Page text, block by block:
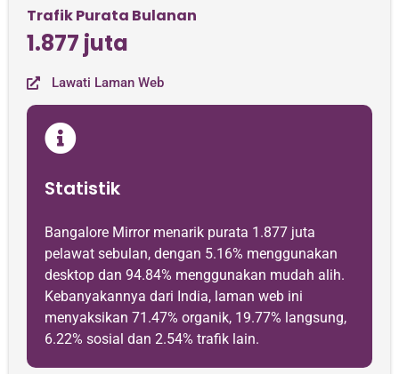
Trafik Purata Bulanan
1.877 juta
Lawati Laman Web
Statistik
Bangalore Mirror menarik purata 1.877 juta
pelawat sebulan, dengan 5.16% menggunakan
desktop dan 94.84% menggunakan mudah alih.
Kebanyakannya dari India, laman web ini
menyaksikan 71.47% organik, 19.77% langsung,
6.22% sosial dan 2.54% trafik lain.